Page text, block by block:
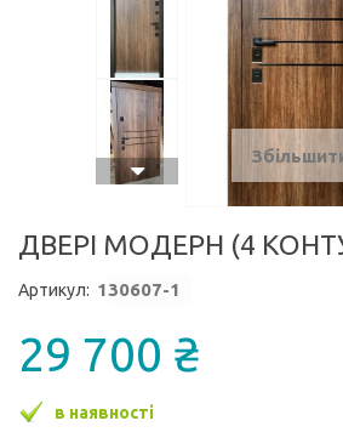
ДВЕРІ МОДЕРН (4
Артикул: 130607-1
29 700 ₴
в наявності